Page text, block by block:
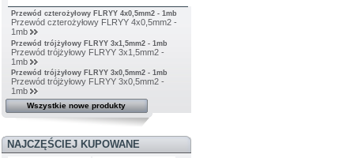
Przewód czterożyłowy FLRYY 4x0,5mm2 - 1mb
Przewód czterożyłowy FLRYY 4x0,5mm2 -
1mb
Przewód trójżyłowy FLRYY 3x1,5mm2 - 1mb
Przewód trójżyłowy FLRYY 3x1,5mm2 -
1mb
Przewód trójżyłowy FLRYY 3x0,5mm2 - 1mb
Przewód trójżyłowy FLRYY 3x0,5mm2 -
1mb
Wszystkie nowe produkty
NAJCZĘŚCIEJ KUPOWANE